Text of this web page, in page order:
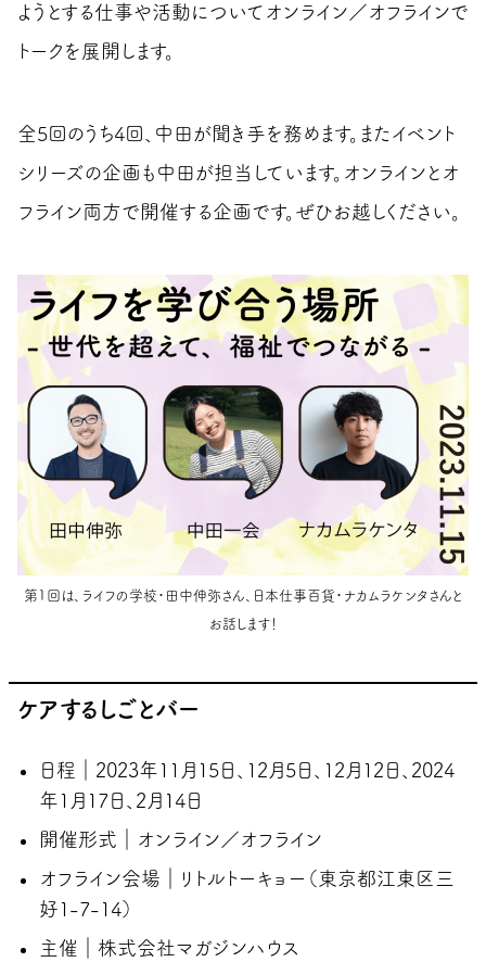
ようとする仕事や活動についてオンライン／オフラインで
トークを展開します。
全5回のうち4回、中田が聞き手を務めます。またイベント
シリーズの企画も中田が担当しています。オンラインとオ
フライン両方で開催する企画です。ぜひお越しください。
第1回は、ライフの学校・田中伸弥さん、日本仕事百貨・ナカムラケンタさんと
お話します！
ケアするしごとバー
日程｜2023年11月15日、12月5日、12月12日、2024
年1月17日、2月14日
開催形式｜オンライン／オフライン
オフライン会場｜リトルトーキョー（東京都江東区三
好1-7-14）
主催｜株式会社マガジンハウス